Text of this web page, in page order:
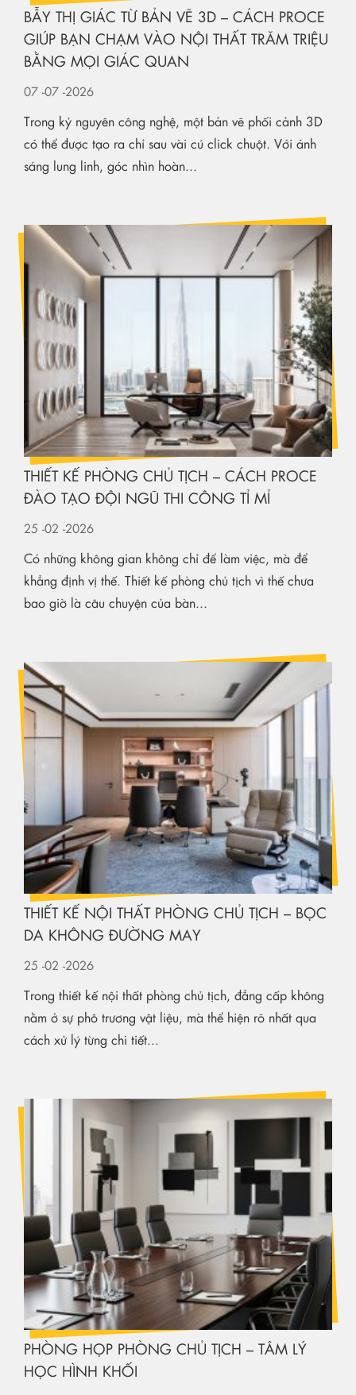
BẪY THỊ GIÁC TỪ BẢN VẼ 3D – CÁCH PROCE
GIÚP BẠN CHẠM VÀO NỘI THẤT TRĂM TRIỆU
BẰNG MỌI GIÁC QUAN
07 -07 -2026
Trong kỷ nguyên công nghệ, một bản vẽ phối cảnh 3D
có thể được tạo ra chỉ sau vài cú click chuột. Với ánh
sáng lung linh, góc nhìn hoàn...
THIẾT KẾ PHÒNG CHỦ TỊCH – CÁCH PROCE
ĐÀO TẠO ĐỘI NGŨ THI CÔNG TỈ MỈ
25 -02 -2026
Có những không gian không chỉ để làm việc, mà để
khẳng định vị thế. Thiết kế phòng chủ tịch vì thế chưa
bao giờ là câu chuyện của bàn...
THIẾT KẾ NỘI THẤT PHÒNG CHỦ TỊCH – BỌC
DA KHÔNG ĐƯỜNG MAY
25 -02 -2026
Trong thiết kế nội thất phòng chủ tịch, đẳng cấp không
nằm ở sự phô trương vật liệu, mà thể hiện rõ nhất qua
cách xử lý từng chi tiết...
PHÒNG HỌP PHÒNG CHỦ TỊCH – TÂM LÝ
HỌC HÌNH KHỐI